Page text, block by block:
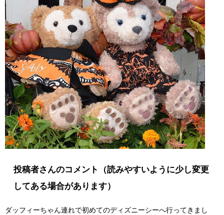
投稿者さんのコメント（読みやすいように少し変更
してある場合があります）
ダッフィーちゃん連れで初めてのディズニーシーへ行ってきまし